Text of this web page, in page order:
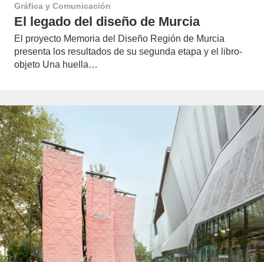
Gráfica y Comunicación
El legado del diseño de Murcia
El proyecto Memoria del Diseño Región de Murcia
presenta los resultados de su segunda etapa y el libro-
objeto Una huella…